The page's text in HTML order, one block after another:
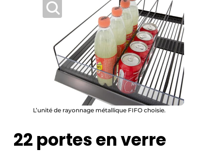
L’unité de rayonnage métallique FIFO choisie.
22 portes en verre